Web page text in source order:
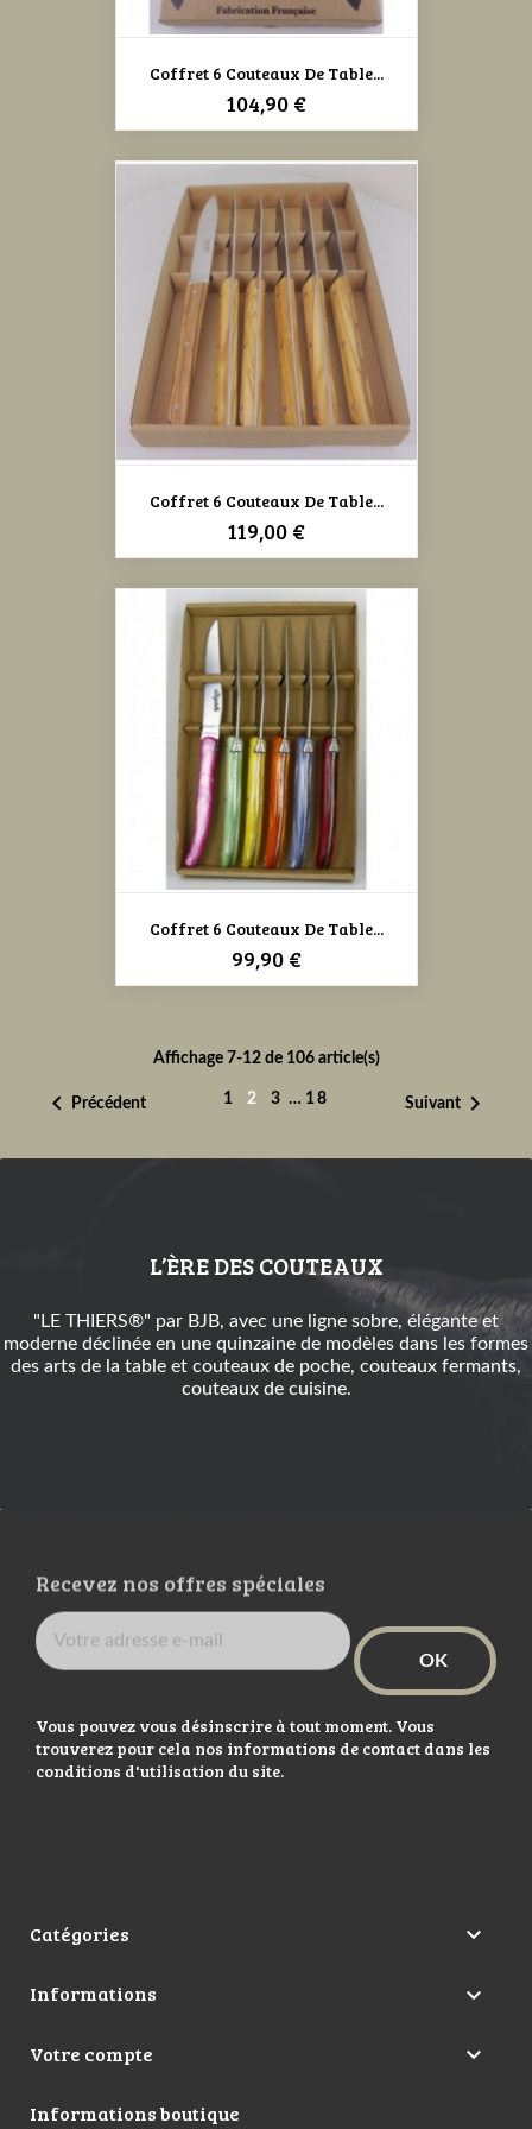
Coffret 6 Couteaux De Table...
Prix
104,90 €
Coffret 6 Couteaux De Table...
Prix
119,00 €
Coffret 6 Couteaux De Table...
Prix
99,90 €
Affichage 7-12 de 106 article(s)
 Précédent 1 2 3 … 18 Suivant 
L’ÈRE DES COUTEAUX
"LE THIERS®" par BJB, avec une ligne sobre, élégante et
moderne déclinée en une quinzaine de modèles dans les formes
des arts de la table et couteaux de poche, couteaux fermants,
couteaux de cuisine.
Recevez nos offres spéciales
Vous pouvez vous désinscrire à tout moment. Vous
trouverez pour cela nos informations de contact dans les
conditions d'utilisation du site.
Catégories 
Informations 
Votre compte 
Informations boutique